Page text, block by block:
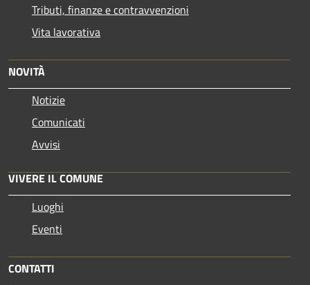
Tributi, finanze e contravvenzioni
Vita lavorativa
NOVITÀ
Notizie
Comunicati
Avvisi
VIVERE IL COMUNE
Luoghi
Eventi
CONTATTI